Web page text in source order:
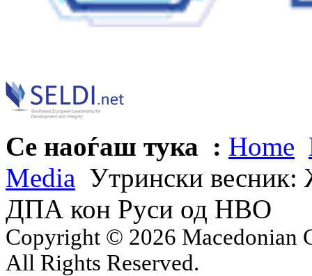
Се наоѓаш тука : Home
Media Утрински весник:
ДПА кон Руси од НВО
Copyright © 2026 Macedonian
All Rights Reserved.